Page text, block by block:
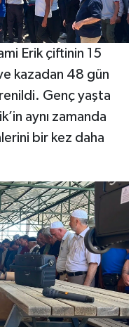
Erik çiftinin 15
kazadan 48 gün
Genç yaşta
aynı zamanda
bir kez daha